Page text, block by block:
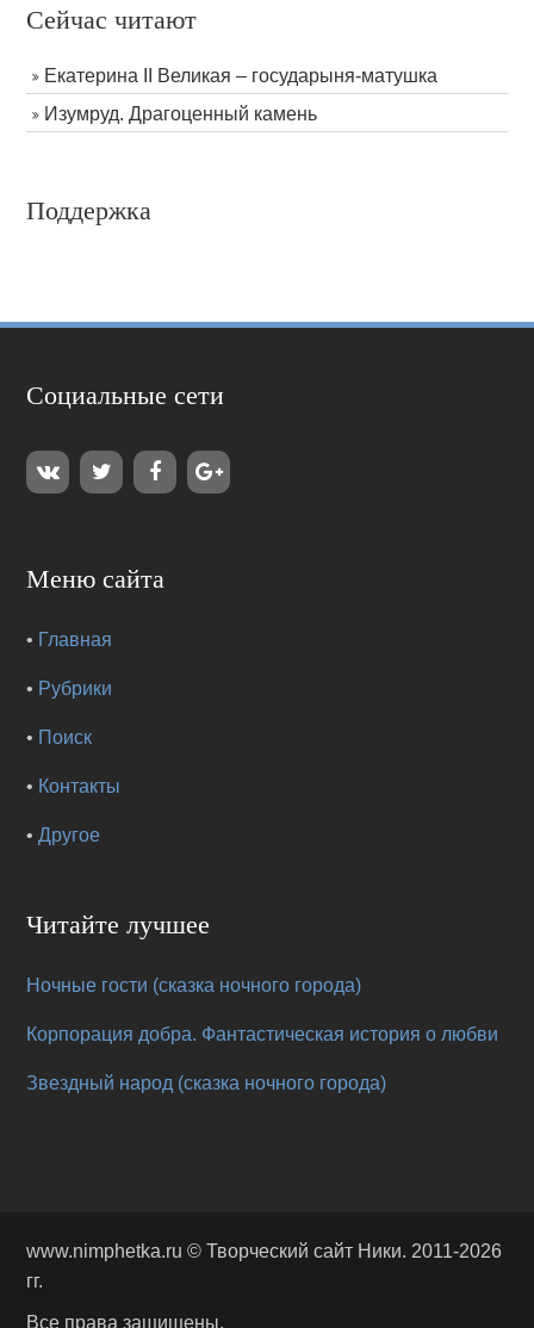
Сейчас читают
Екатерина II Великая – государыня-матушка
Изумруд. Драгоценный камень
Поддержка
Социальные сети
Меню сайта
• Главная
• Рубрики
• Поиск
• Контакты
•Другое
Читайте лучшее
Ночные гости (сказка ночного города)
Корпорация добра. Фантастическая история о любви
Звездный народ (сказка ночного города)
www.nimphetka.ru ©Творческий сайт Ники. 2011-2026
гг.
Все права защищены.